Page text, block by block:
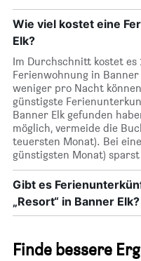
den
durchschnittlichen
Zimmerpreis
anzeigt.
Wie viel kostet eine
Elk?
Im Durchschnitt kostet es
Ferienwohnung in
weniger pro Nacht
günstigste
Banner Elk gefunden
möglich, vermeide die
teuersten Monat). Bei
günstigsten Monat)
Gibt es
„Resort“ in Banner Elk?
Finde bessere